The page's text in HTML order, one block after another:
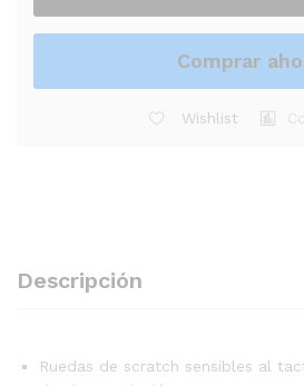
Comprar
Wishlist
Descripción
Ruedas de scratch sensibles al